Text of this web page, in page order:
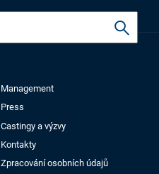
Management
Press
Castingy a výzvy
Kontakty
Zpracování osobních údajů